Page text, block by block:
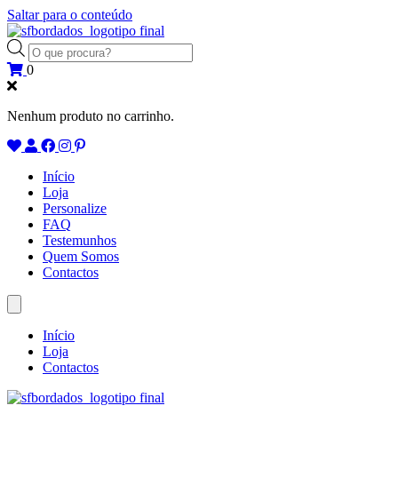
Saltar para o conteúdo
Products
search
0
Nenhum produto no carrinho.
Início
Loja
Personalize
FAQ
Testemunhos
Quem Somos
Contactos
Início
Loja
Contactos